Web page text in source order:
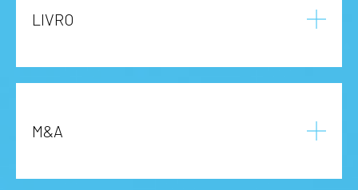
LIVRO
M&A